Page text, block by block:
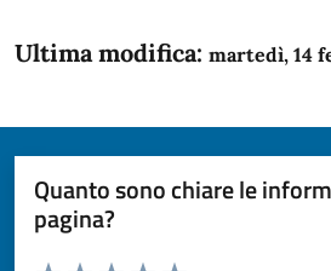
Ultima modifica: martedì, 14
Quanto sono chiare le
pagina?